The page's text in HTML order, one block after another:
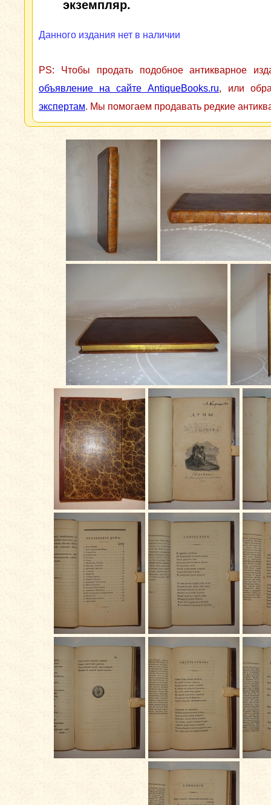
экземпляр.
Данного издания нет в наличии
PS: Чтобы продать подобное антикварное
объявление на сайте AntiqueBooks.ru, или
экспертам. Мы помогаем продавать редкие